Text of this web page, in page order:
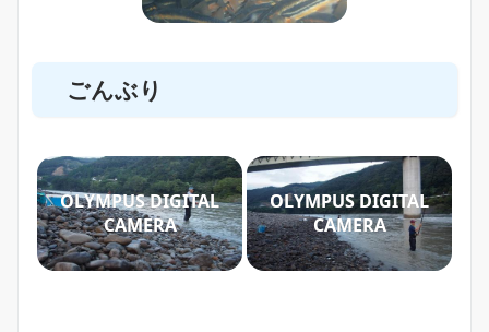
ごんぶり
OLYMPUS DIGITAL
CAMERA
OLYMPUS DIGITAL
CAMERA